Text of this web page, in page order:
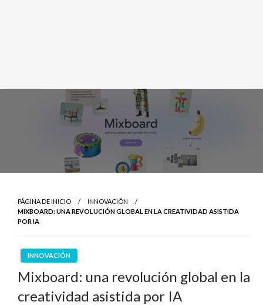
PÁGINA DE INICIO
INNOVACIÓN
MIXBOARD: UNA REVOLUCIÓN GLOBAL EN LA CREATIVIDAD ASISTIDA
POR IA
INNOVACIÓN
Mixboard: una revolución global en la
creatividad asistida por IA